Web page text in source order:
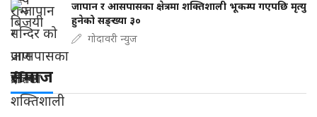
जापान र आसपासका क्षेत्रमा शक्तिशाली भूकम्प गएपछि मृत्यु
हुनेको सङ्ख्या ३०
गोदावरी न्युज
समाज